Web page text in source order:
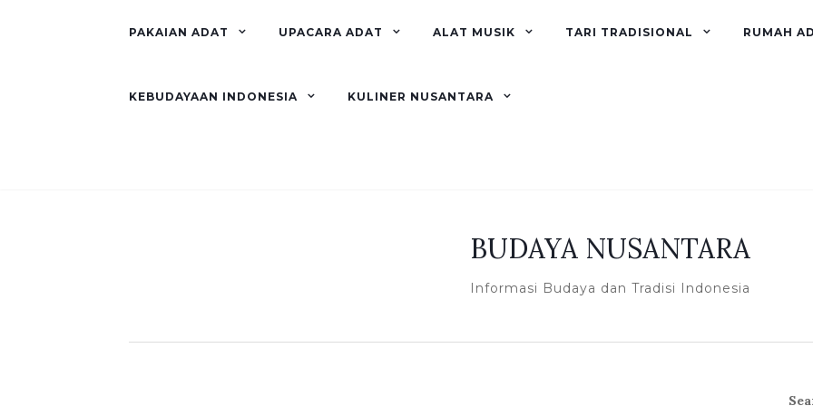
PAKAIAN ADAT UPACARA ADAT ALAT MUSIK TARI TRADISIONAL RUMAH
KEBUDAYAAN INDONESIA KULINER NUSANTARA
BUDAYA NUSANTARA
Informasi Budaya dan Tradisi Indonesia